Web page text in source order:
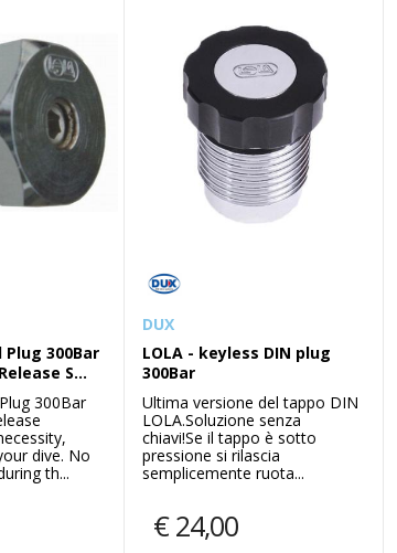
Plug 300Bar
S...
300Bar
dive. No
th...
DUX
LOLA - keyless DIN plug
300Bar
Ultima versione del tappo DIN
LOLA.Soluzione senza
chiavi!Se il tappo è sotto
pressione si rilascia
semplicemente ruota...
€ 24,00
-46%
Suunto
Suunto eon core black with usb
Il Suunto EON Core è un computer
subacqueo compatto e leggero,
progettato per accompagnarti in